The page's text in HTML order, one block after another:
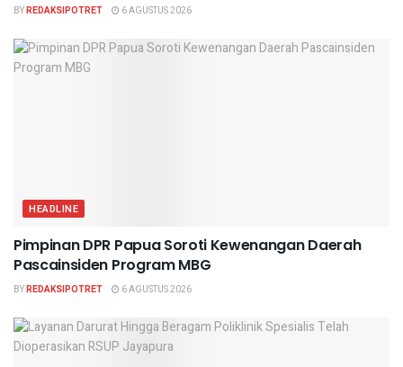
BYREDAKSIPOTRET 6 AGUSTUS 2026
HEADLINE
Pimpinan DPR Papua Soroti Kewenangan Daerah
Pascainsiden Program MBG
BYREDAKSIPOTRET 6 AGUSTUS 2026